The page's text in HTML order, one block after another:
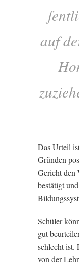
auf
Das Urteil
Gründen
Gericht den
bestätigt
Schüler
gut
schlecht ist.
von der